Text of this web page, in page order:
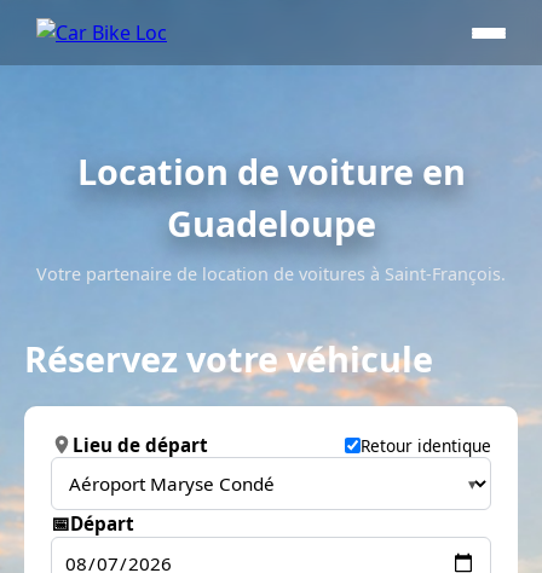
Location de voiture en
Guadeloupe
Votre partenaire de location de voitures à Saint-François.